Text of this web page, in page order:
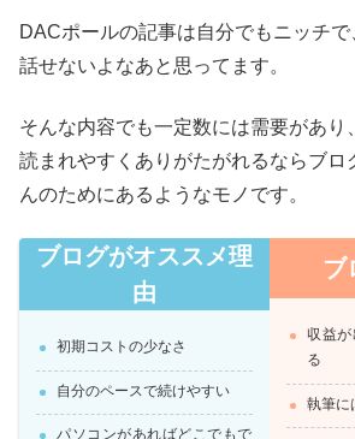
DACポールの記事は自分でもニッチ
話せないよなあと思ってます。
そんな内容でも一定数には需要があり
読まれやすくありがたがれるならブロ
んのためにあるようなモノです。
ブログがオススメ理
由
初期コストの少なさ
自分のペースで続けやすい
パソコンがあればどこでもで
ブ
収益
る
執筆に